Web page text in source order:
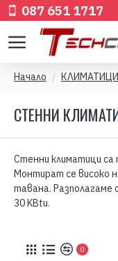
087 651 1717
Начало КЛИМАТИЦИ
СТЕННИ
Стенни климатици са
Монтират се високо
тавана. Разполагаме
30 KBtu.
0